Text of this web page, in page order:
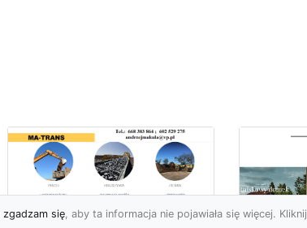
zgadzam się, aby ta informacja nie pojawiała się więcej. Kliknij